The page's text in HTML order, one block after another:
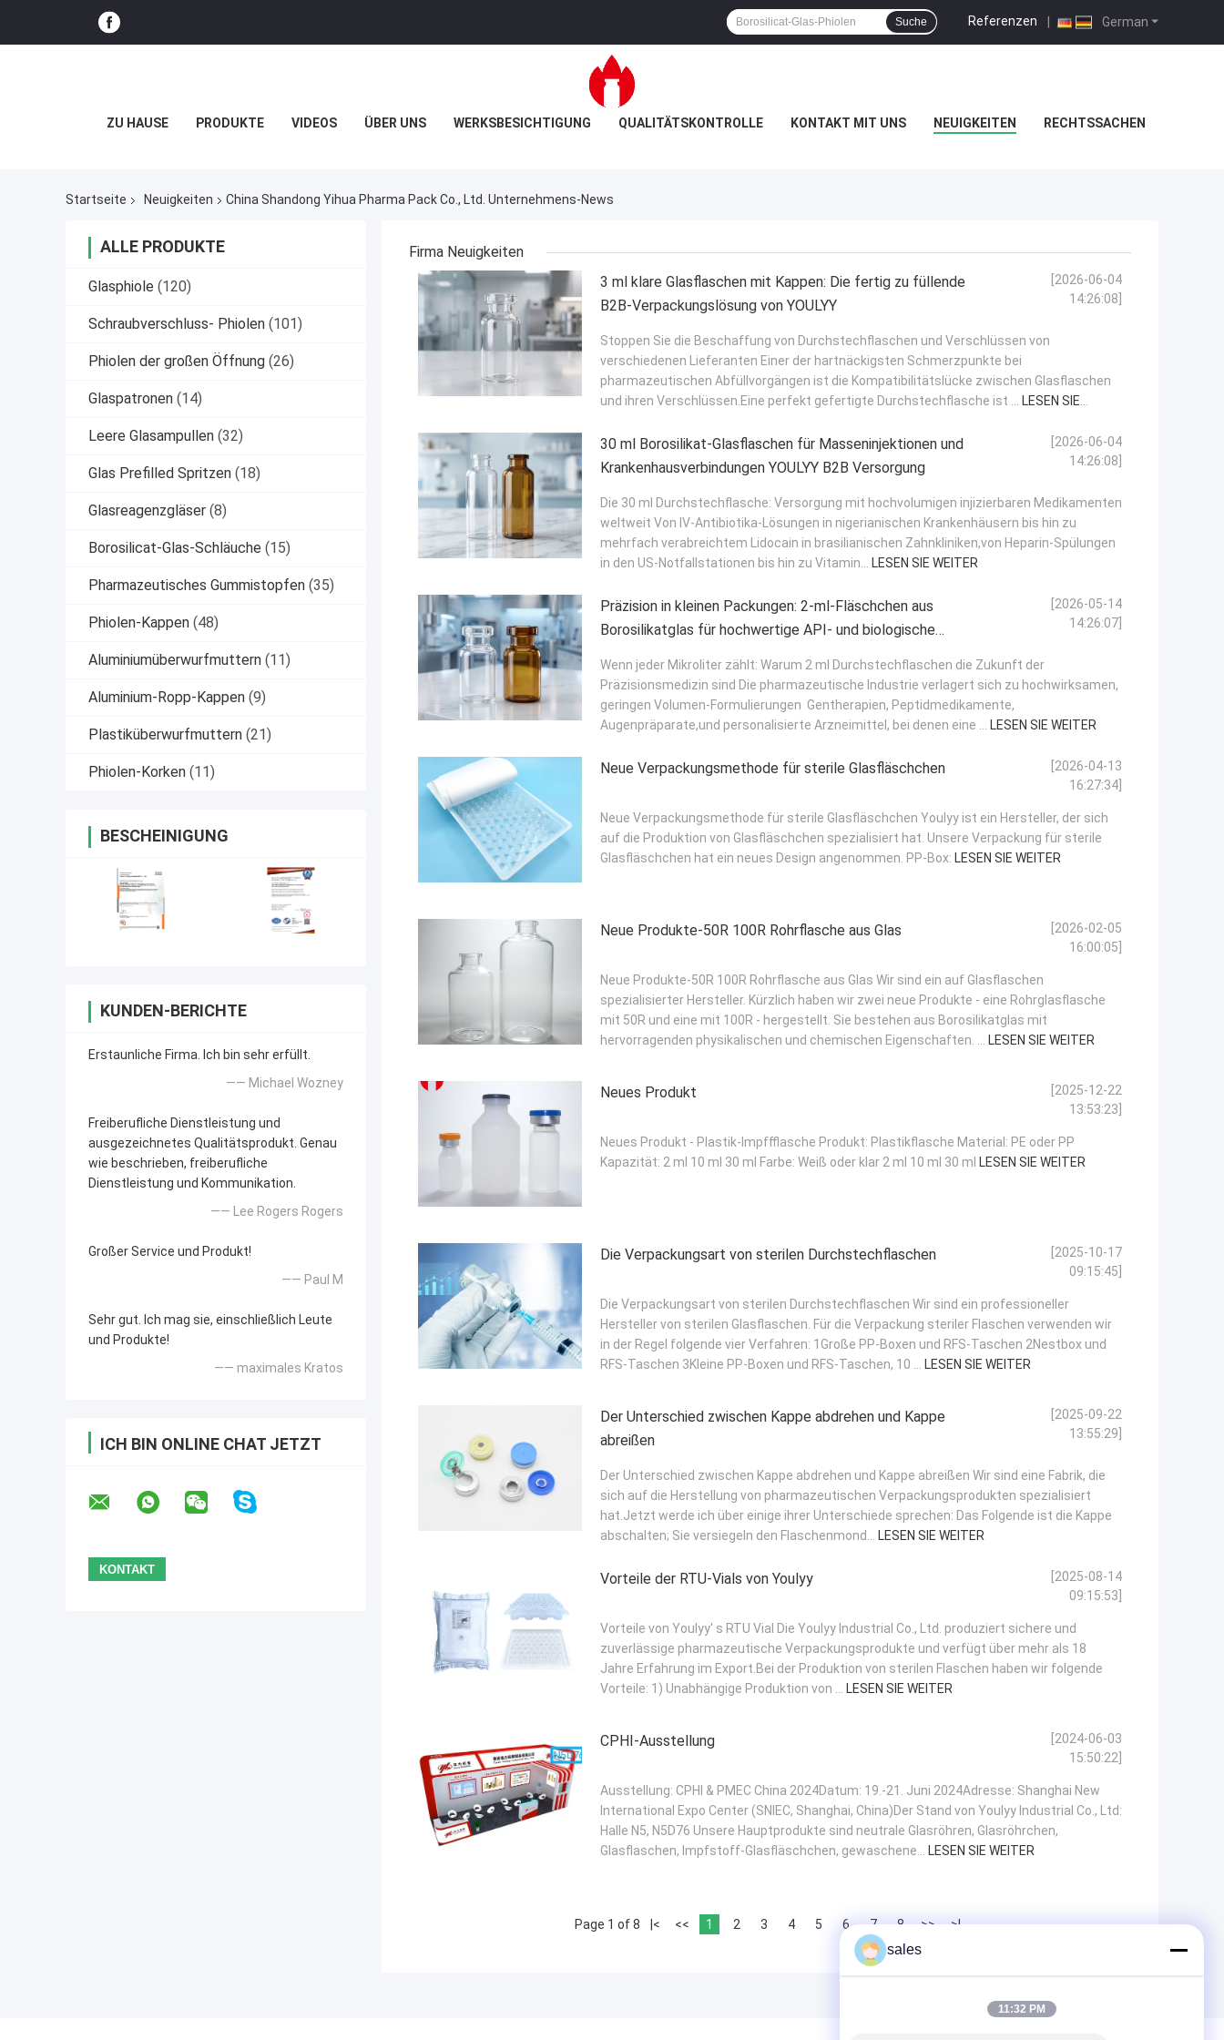
German
Referenzen |
Suche
ZU HAUSE PRODUKTE VIDEOS ÜBER UNS WERKSBESICHTIGUNG QUALITÄTSKONTROLLE KONTAKT MIT UNS NEUIGKEITEN RECHTSSACHEN
Startseite Neuigkeiten China Shandong Yihua Pharma Pack Co., Ltd. Unternehmens-News
ALLE PRODUKTE
Glasphiole (120)
Schraubverschluss- Phiolen (101)
Phiolen der großen Öffnung (26)
Glaspatronen (14)
Leere Glasampullen (32)
Glas Prefilled Spritzen (18)
Glasreagenzgläser (8)
Borosilicat-Glas-Schläuche (15)
Pharmazeutisches Gummistopfen (35)
Phiolen-Kappen (48)
Aluminiumüberwurfmuttern (11)
Aluminium-Ropp-Kappen (9)
Plastiküberwurfmuttern (21)
Phiolen-Korken (11)
BESCHEINIGUNG
KUNDEN-BERICHTE
Erstaunliche Firma. Ich bin sehr erfüllt.
—— Michael Wozney
Freiberufliche Dienstleistung und
ausgezeichnetes Qualitätsprodukt. Genau
wie beschrieben, freiberufliche
Dienstleistung und Kommunikation.
—— Lee Rogers Rogers
Großer Service und Produkt!
—— Paul M
Sehr gut. Ich mag sie, einschließlich Leute
und Produkte!
—— maximales Kratos
ICH BIN ONLINE CHAT JETZT
Firma Neuigkeiten
3 ml klare Glasflaschen mit Kappen: Die fertig zu füllende
B2B-Verpackungslösung von YOULYY
[2026-06-04
14:26:08]
Stoppen Sie die Beschaffung von Durchstechflaschen und Verschlüssen von
verschiedenen Lieferanten Einer der hartnäckigsten Schmerzpunkte bei
pharmazeutischen Abfüllvorgängen ist die Kompatibilitätslücke zwischen Glasflaschen
und ihren Verschlüssen.Eine perfekt gefertigte Durchstechflasche ist ... LESEN SIE
30 ml Borosilikat-Glasflaschen für Masseninjektionen und
Krankenhausverbindungen YOULYY B2B Versorgung
[2026-06-04
14:26:08]
Die 30 ml Durchstechflasche: Versorgung mit hochvolumigen injizierbaren Medikamenten
weltweit Von IV-Antibiotika-Lösungen in nigerianischen Krankenhäusern bis hin zu
mehrfach verabreichtem Lidocain in brasilianischen Zahnkliniken,von Heparin-Spülungen
in den US-Notfallstationen bis hin zu Vitamin... LESEN SIE WEITER
Präzision in kleinen Packungen: 2-ml-Fläschchen aus
Borosilikatglas für hochwertige API- und biologische
[2026-05-14
14:26:07]
Wenn jeder Mikroliter zählt: Warum 2 ml Durchstechflaschen die Zukunft der
Präzisionsmedizin sind Die pharmazeutische Industrie verlagert sich zu hochwirksamen,
geringen Volumen-Formulierungen  Gentherapien, Peptidmedikamente,
Augenpräparate,und personalisierte Arzneimittel, bei denen eine ... LESEN SIE WEITER
Neue Verpackungsmethode für sterile Glasfläschchen
[2026-04-13
16:27:34]
Neue Verpackungsmethode für sterile Glasfläschchen Youlyy ist ein Hersteller, der sich
auf die Produktion von Glasfläschchen spezialisiert hat. Unsere Verpackung für sterile
Glasfläschchen hat ein neues Design angenommen. PP-Box: LESEN SIE WEITER
Neue Produkte-50R 100R Rohrflasche aus Glas
[2026-02-05
16:00:05]
Neue Produkte-50R 100R Rohrflasche aus Glas Wir sind ein auf Glasflaschen
spezialisierter Hersteller. Kürzlich haben wir zwei neue Produkte - eine Rohrglasflasche
mit 50R und eine mit 100R - hergestellt. Sie bestehen aus Borosilikatglas mit
hervorragenden physikalischen und chemischen Eigenschaften. ... LESEN SIE WEITER
Neues Produkt
[2025-12-22
13:53:23]
Neues Produkt - Plastik-Impffflasche Produkt: Plastikflasche Material: PE oder PP
Kapazität: 2 ml 10 ml 30 ml Farbe: Weiß oder klar 2 ml 10 ml 30 ml LESEN SIE WEITER
Die Verpackungsart von sterilen Durchstechflaschen
[2025-10-17
09:15:45]
Die Verpackungsart von sterilen Durchstechflaschen Wir sind ein professioneller
Hersteller von sterilen Glasflaschen. Für die Verpackung steriler Flaschen verwenden wir
in der Regel folgende vier Verfahren: 1Große PP-Boxen und RFS-Taschen 2Nestbox und
RFS-Taschen 3Kleine PP-Boxen und RFS-Taschen, 10 ... LESEN SIE WEITER
Der Unterschied zwischen Kappe abdrehen und Kappe
abreißen
[2025-09-22
13:55:29]
Der Unterschied zwischen Kappe abdrehen und Kappe abreißen Wir sind eine Fabrik, die
sich auf die Herstellung von pharmazeutischen Verpackungsprodukten spezialisiert
hat.Jetzt werde ich über einige ihrer Unterschiede sprechen: Das Folgende ist die Kappe
abschalten; Sie versiegeln den Flaschenmond... LESEN SIE WEITER
Vorteile der RTU-Vials von Youlyy
[2025-08-14
09:15:53]
Vorteile von Youlyy' s RTU Vial Die Youlyy Industrial Co., Ltd. produziert sichere und
zuverlässige pharmazeutische Verpackungsprodukte und verfügt über mehr als 18
Jahre Erfahrung im Export.Bei der Produktion von sterilen Flaschen haben wir folgende
Vorteile: 1) Unabhängige Produktion von ... LESEN SIE WEITER
CPHI-Ausstellung
[2024-06-03
15:50:22]
Ausstellung: CPHI & PMEC China 2024Datum: 19.-21. Juni 2024Adresse: Shanghai New
International Expo Center (SNIEC, Shanghai, China)Der Stand von Youlyy Industrial Co., Ltd:
Halle N5, N5D76 Unsere Hauptprodukte sind neutrale Glasröhren, Glasröhrchen,
Glasflaschen, Impfstoff-Glasfläschchen, gewaschene... LESEN SIE WEITER
Page 1 of 8 |< << 1 2 3 4 5 6 7 8 >> >|
sales
11:32 PM